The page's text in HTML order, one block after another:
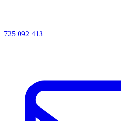
725 092 413